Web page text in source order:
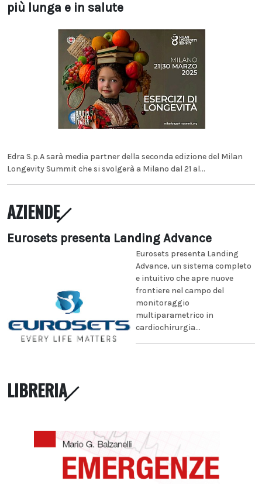
più lunga e in salute
Edra S.p.A sarà media partner della seconda edizione del Milan
Longevity Summit che si svolgerà a Milano dal 21 al...
AZIENDE
Eurosets presenta Landing Advance
Eurosets presenta Landing
Advance, un sistema completo
e intuitivo che apre nuove
frontiere nel campo del
monitoraggio
multiparametrico in
cardiochirurgia...
LIBRERIA